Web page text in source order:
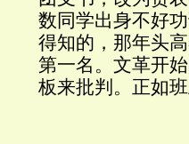
数同学出身不好
得知的，那年头
第一名。文革开
板来批判。正如